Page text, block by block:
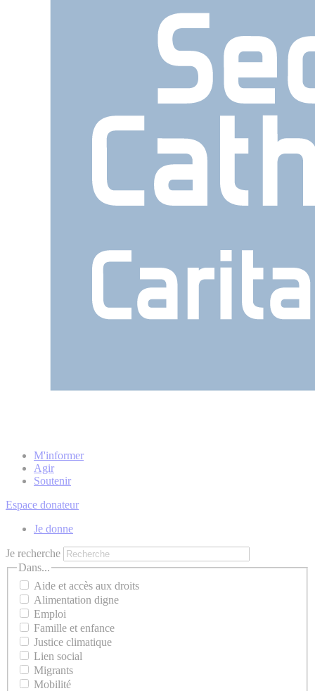
M'informer
Agir
Soutenir
Espace donateur
Je donne
Je recherche
Dans...
Aide et accès aux droits
Alimentation digne
Emploi
Famille et enfance
Justice climatique
Lien social
Migrants
Mobilité